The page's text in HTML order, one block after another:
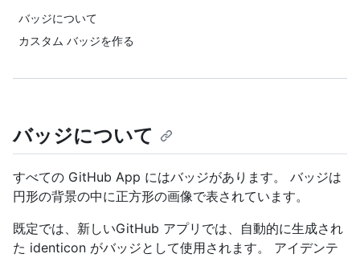
バッジについて
カスタム バッジを作る
バッジについて
すべての GitHub App にはバッジがあります。 バッジは
円形の背景の中に正方形の画像で表されています。
既定では、新しいGitHub アプリでは、自動的に生成され
た identicon がバッジとして使用されます。 アイデンテ